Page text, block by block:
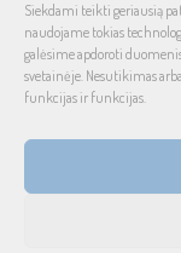
Siekdami teikti geriausią
naudojame tokias
galėsime apdoroti
svetainėje. Nesutikimas
funkcijas ir funkcijas.
pasaulinio garso, laiko
aparatūros ženklais.
kainos ir kokybės
INFORMACIJA
Prekių pristatymas ir